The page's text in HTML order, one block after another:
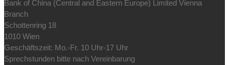
Bank of China (Central and Eastern Europe) Limited Vienna
Branch
Schottenring 18
1010 Wien
Geschäftszeit: Mo.-Fr. 10 Uhr-17 Uhr
Sprechstunden bitte nach Vereinbarung